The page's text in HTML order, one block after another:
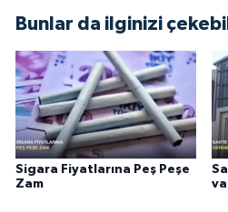
Bunlar da ilginizi
Sigara Fiyatlarına Peş Peşe
Zam